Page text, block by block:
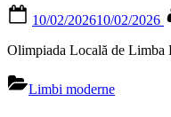
on
10/02/202610/02/2026
Olimpiada Locală de Limba
Limbi moderne